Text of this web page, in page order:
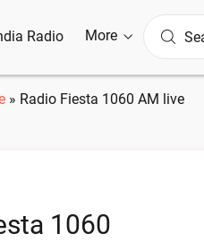
Radio More
» Radio Fiesta 1060 AM live
1060